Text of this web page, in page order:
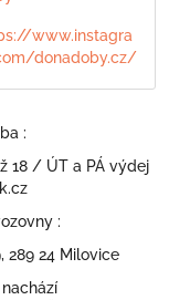
www.instagra
donadoby.cz/
:
18 / ÚT a PÁ výdej
:
289 24 Milovice